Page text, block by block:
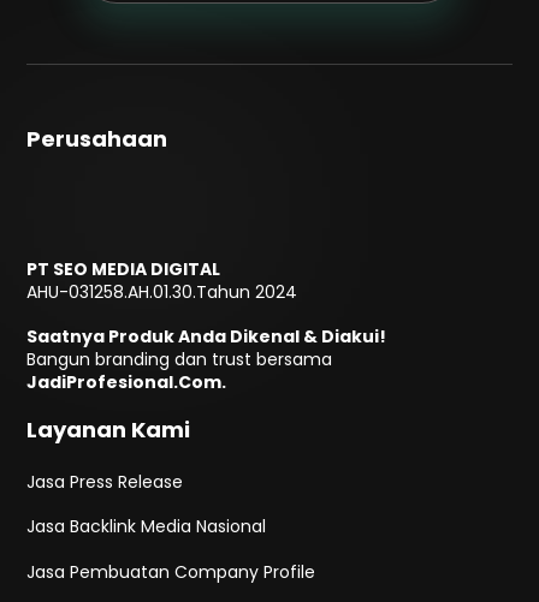
Perusahaan
PT SEO MEDIA DIGITAL
AHU-031258.AH.01.30.Tahun 2024
Saatnya Produk Anda Dikenal & Diakui!
Bangun branding dan trust bersama
JadiProfesional.Com.
Layanan Kami
Jasa Press Release
Jasa Backlink Media Nasional
Jasa Pembuatan Company Profile